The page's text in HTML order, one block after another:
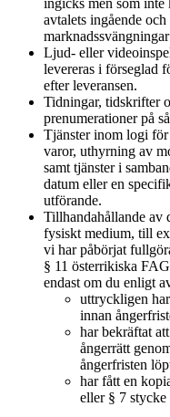
ingicks men som inte
avtalets ingående
Ljud- eller
levereras i förseglad
efter leveransen.
Tidningar, tidskrifter
prenumerationer på
Tjänster inom logi för
varor, uthyrning av
samt tjänster i
datum eller en
utförande.
Tillhandahållande av
fysiskt medium, till
vi har påbörjat
§ 11 österrikiska
endast om du enligt
uttryckligen
innan
har bekräftat
ångerrätt
ångerfristen
har fått en
eller § 7